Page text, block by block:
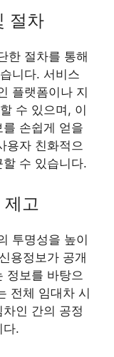
절차
한 절차를 통해
니다. 서비스
플랫폼이나 지
수 있으며, 이
손쉽게 얻을
용자 친화적으
수 있습니다.
고
투명성을 높이
용정보가 공개
정보를 바탕으
전체 임대차 시
인 간의 공정
다.